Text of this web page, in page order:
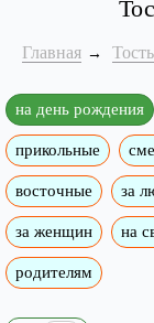
Главная
на день рождения
прикольные
восточные за
за женщин на
родителям